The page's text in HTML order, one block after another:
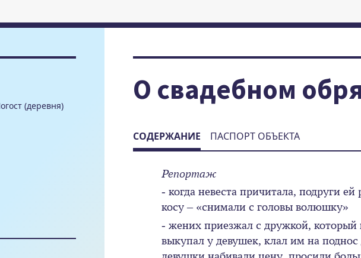
(деревня)
О свадебном
СОДЕРЖАНИЕ ПАСПОРТ ОБЪЕКТА
Репортаж
- когда невеста причитала, подруги ей
косу – «снимали с головы волюшку»
- жених приезжал с дружкой, который
выкупал у девушек, клал им на поднос